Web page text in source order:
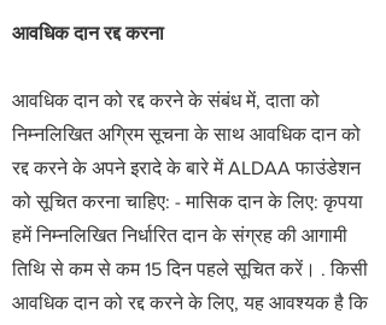
आवधिक दान रद्द करना
आवधिक दान को रद्द करने के संबंध में, दाता को
निम्नलिखित अग्रिम सूचना के साथ आवधिक दान को
रद्द करने के अपने इरादे के बारे में ALDAA फाउंडेशन
को सूचित करना चाहिए: - मासिक दान के लिए: कृपया
हमें निम्नलिखित निर्धारित दान के संग्रह की आगामी
तिथि से कम से कम 15 दिन पहले सूचित करें। . किसी
आवधिक दान को रद्द करने के लिए, यह आवश्यक है कि